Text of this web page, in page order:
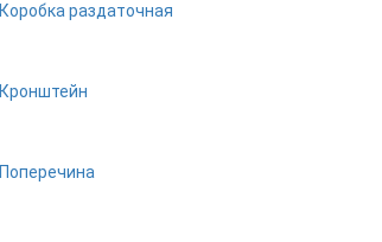
Коробка раздаточная
Кронштейн
Поперечина